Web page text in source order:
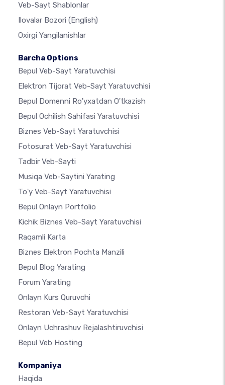
Veb-Sayt Shablonlar
Ilovalar Bozori (English)
Oxirgi Yangilanishlar
Barcha Options
Bepul Veb-Sayt Yaratuvchisi
Elektron Tijorat Veb-Sayt Yaratuvchisi
Bepul Domenni Ro'yxatdan O'tkazish
Bepul Ochilish Sahifasi Yaratuvchisi
Biznes Veb-Sayt Yaratuvchisi
Fotosurat Veb-Sayt Yaratuvchisi
Tadbir Veb-Sayti
Musiqa Veb-Saytini Yarating
To'y Veb-Sayt Yaratuvchisi
Bepul Onlayn Portfolio
Kichik Biznes Veb-Sayt Yaratuvchisi
Raqamli Karta
Biznes Elektron Pochta Manzili
Bepul Blog Yarating
Forum Yarating
Onlayn Kurs Quruvchi
Restoran Veb-Sayt Yaratuvchisi
Onlayn Uchrashuv Rejalashtiruvchisi
Bepul Veb Hosting
Kompaniya
Haqida